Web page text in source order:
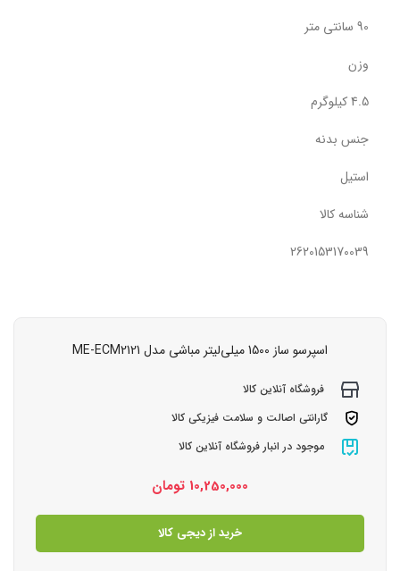
90 سانتی متر
وزن
4.5 کیلوگرم
جنس بدنه
استیل
شناسه کالا
2620153170039
اسپرسو ساز 1500 میلی‌لیتر مباشی مدل ME-ECM2121
فروشگاه آنلاین کالا
گارانتی اصالت و سلامت فیزیکی کالا
موجود در انبار فروشگاه آنلاین کالا
10,250,000 تومان
خرید از دیجی کالا